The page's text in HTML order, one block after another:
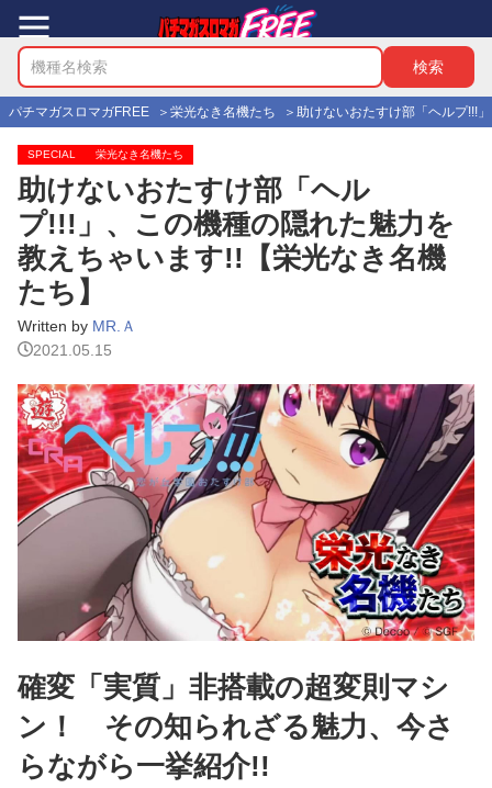
パチマガスロマガFREE 栄光なき名機たち 助けないおたすけ部「ヘルプ!!!
SPECIAL 栄光なき名機たち
助けないおたすけ部「ヘル
プ!!!」、この機種の隠れた魅力を
教えちゃいます!!【栄光なき名機
たち】
Written by MR.Ａ
2021.05.15
確変「実質」非搭載の超変則マシ
ン！ その知られざる魅力、今さ
らながら一挙紹介!!